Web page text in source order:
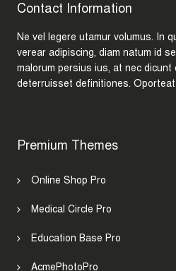
Contact Information
Ne vel legere utamur volumus. In
verear adipiscing, diam natum id
malorum persius ius, at nec
deterruisset definitiones.
Premium Themes
Online Shop Pro
Medical Circle Pro
Education Base Pro
AcmePhotoPro